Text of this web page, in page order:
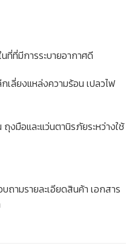
นที่ที่มีการระบายอากาศดี
เลี่ยงแหล่งความร้อน เปลวไฟ
มือและแว่นตานิรภัยระหว่างใช้
ามรายละเอียดสินค้า เอกสาร